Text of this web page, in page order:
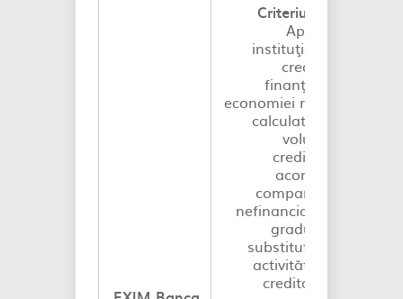
Criteriul A
Aportul
instituţiei de
credit la
finanţarea
economiei reale,
calculat prin
volumul
creditelor
acordate
companiilor
nefinanciare şi
gradul de
substituţie al
activităţii de
creditare a